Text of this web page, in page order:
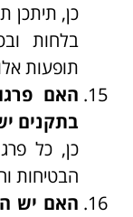
כן, תיתכן
בלחות
תופעות
האם
בתקנים
כן, כל
הבטיחות
האם יש